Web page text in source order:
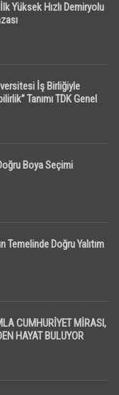
Yüksek Hızlı Demiryolu
İş Birliğiyle
Tanımı TDK Genel
Boya Seçimi
Temelinde Doğru Yalıtım
CUMHURİYET MİRASI,
HAYAT BULUYOR